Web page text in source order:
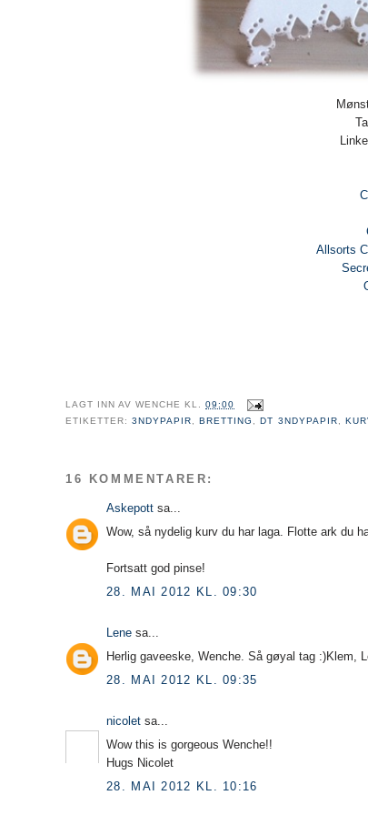
Allsorts
LAGT INN AVWENCHE KL.09:00
ETIKETTER:3NDYPAPIR ,BRETTING ,DT 3NDYPAPIR
16 KOMMENTARER:
Askepott sa...
Wow, så nydelig kurv du har laga. Flotte ark du
Fortsatt god pinse!
28. MAI 2012 KL. 09:30
Lene sa...
Herlig gaveeske, Wenche. Så gøyal tag :)Klem,
28. MAI 2012 KL. 09:35
nicolet sa...
Wow this is gorgeous Wenche!!
Hugs Nicolet
28. MAI 2012 KL. 10:16